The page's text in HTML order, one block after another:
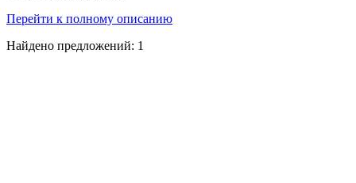
Перейти к полному описанию
Найдено предложений: 1